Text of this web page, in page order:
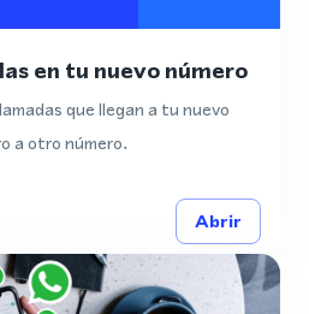
en tu nuevo número
que llegan a tu nuevo
a otro número.
Abrir